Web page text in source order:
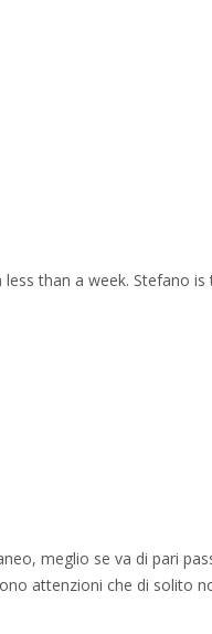
than a week. Stefano
meglio se va di pari
attenzioni che di solito